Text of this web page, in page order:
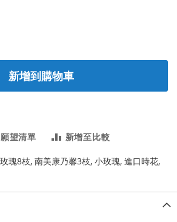
新增到購物車
望清單 新增至比較
瑰8枝, 南美康乃馨3枝, 小玫瑰, 進口時花,